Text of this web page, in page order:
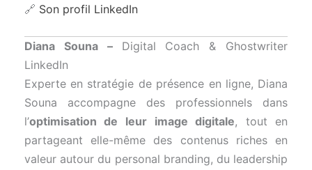
🔗 Son profil LinkedIn
Diana Souna – Digital Coach & Ghostwriter
LinkedIn
Experte en stratégie de présence en ligne, Diana
Souna accompagne des professionnels dans
l’optimisation de leur image digitale, tout en
partageant elle-même des contenus riches en
valeur autour du personal branding, du leadership